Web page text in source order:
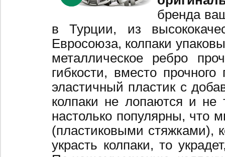
бренда
в Турции, из
Евросоюза, колпаки
металлическое ребро
гибкости, вместо
эластичный пластик с
колпаки не лопаются и не
настолько популярны, что
(пластиковыми стяжками),
украсть колпаки, то